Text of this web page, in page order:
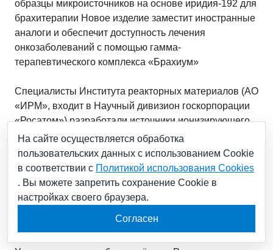
образцы микроисточников на основе иридия-192 для
брахитерапии Новое изделие заместит иностранные
аналоги и обеспечит доступность лечения
онкозаболеваний с помощью гамма-
терапевтического комплекса «Брахиум»
Специалисты Института реакторных материалов (АО
«ИРМ», входит в Научный дивизион госкорпорации
«Росатом») разработали источники ионизирующего
излучения для брахитерапии на основе изотопа
иридия-192. Высокодозовая терапия с
использованием таких источников направлена на
бережное (для пациента и терапевта) и
эффективное лечение злокачественных опухолей
большого количества внутриполостных и
внутритканевых локализаций.
На сайте осуществляется обработка
пользовательских данных с использованием Cookie
в соответствии с Политикой использования Cookies
. Вы можете запретить сохранение Cookie в
настройках своего браузера.
Согласен